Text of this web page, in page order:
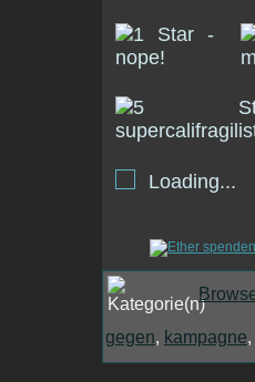
Loading...
gegen, kampagne,